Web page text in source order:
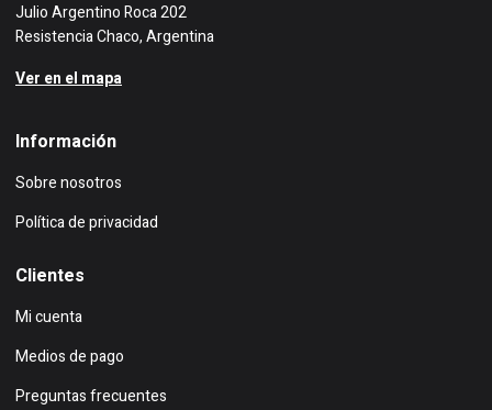
Julio Argentino Roca 202
Resistencia Chaco, Argentina
Ver en el mapa
Información
Sobre nosotros
Política de privacidad
Clientes
Mi cuenta
Medios de pago
Preguntas frecuentes